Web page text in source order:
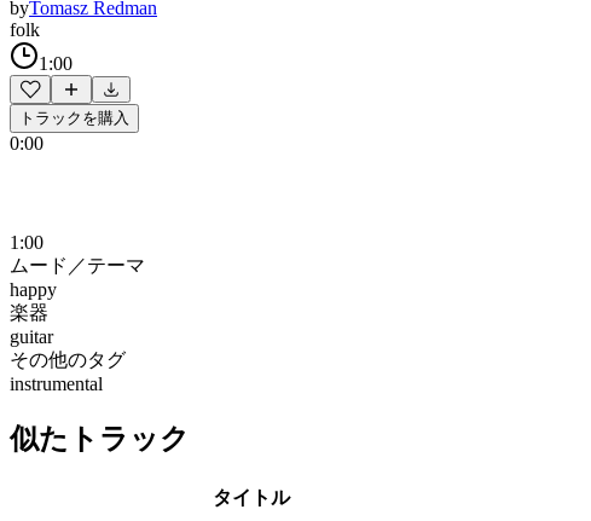
byTomasz Redman
folk
1:00
トラックを購入
0:00
1:00
ムード／テーマ
happy
楽器
guitar
その他のタグ
instrumental
似たトラック
タイトル